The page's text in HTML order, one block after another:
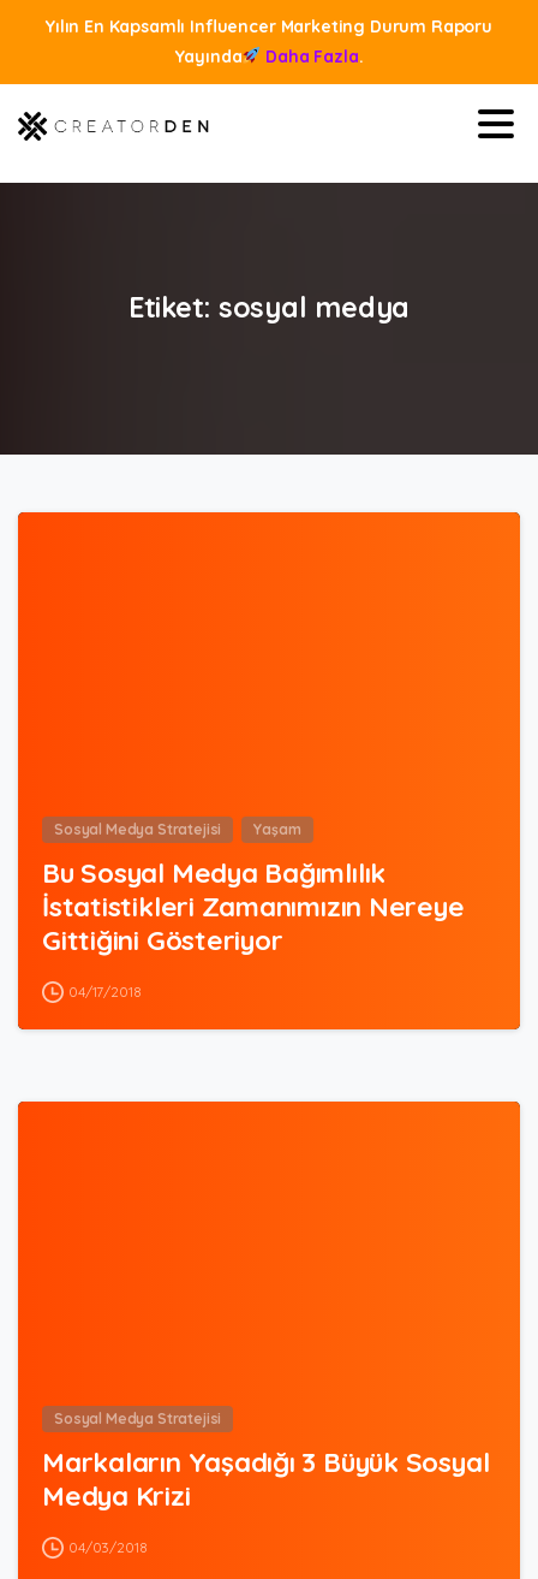
Yılın En Kapsamlı Influencer Marketing Durum Raporu
Yayında
Daha Fazla.
Etiket: sosyal medya
Sosyal Medya Stratejisi Yaşam
Bu Sosyal Medya Bağımlılık
İstatistikleri Zamanımızın Nereye
Gittiğini Gösteriyor
04/17/2018
Sosyal Medya Stratejisi
Markaların Yaşadığı 3 Büyük Sosyal
Medya Krizi
04/03/2018